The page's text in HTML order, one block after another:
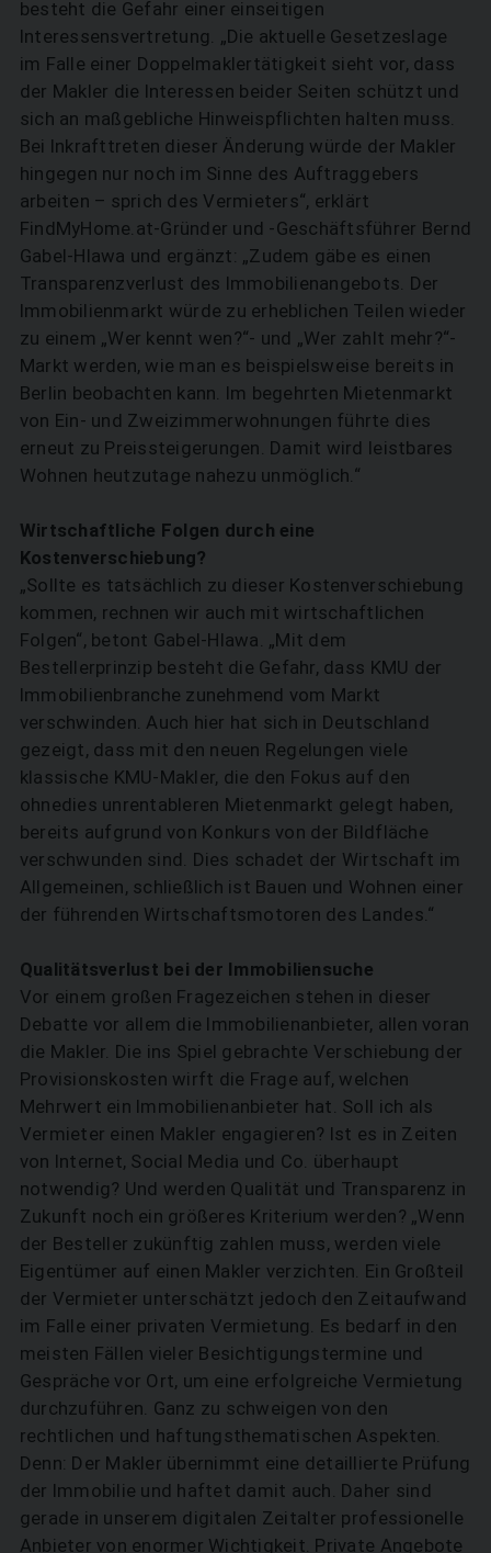
besteht die Gefahr einer einseitigen
Interessensvertretung. „Die aktuelle Gesetzeslage
im Falle einer Doppelmaklertätigkeit sieht vor, dass
der Makler die Interessen beider Seiten schützt und
sich an maßgebliche Hinweispflichten halten muss.
Bei Inkrafttreten dieser Änderung würde der Makler
hingegen nur noch im Sinne des Auftraggebers
arbeiten – sprich des Vermieters“, erklärt
FindMyHome.at-Gründer und -Geschäftsführer Bernd
Gabel-Hlawa und ergänzt: „Zudem gäbe es einen
Transparenzverlust des Immobilienangebots. Der
Immobilienmarkt würde zu erheblichen Teilen wieder
zu einem „Wer kennt wen?“- und „Wer zahlt mehr?“-
Markt werden, wie man es beispielsweise bereits in
Berlin beobachten kann. Im begehrten Mietenmarkt
von Ein- und Zweizimmerwohnungen führte dies
erneut zu Preissteigerungen. Damit wird leistbares
Wohnen heutzutage nahezu unmöglich.“
Wirtschaftliche Folgen durch eine
Kostenverschiebung?
„Sollte es tatsächlich zu dieser Kostenverschiebung
kommen, rechnen wir auch mit wirtschaftlichen
Folgen“, betont Gabel-Hlawa. „Mit dem
Bestellerprinzip besteht die Gefahr, dass KMU der
Immobilienbranche zunehmend vom Markt
verschwinden. Auch hier hat sich in Deutschland
gezeigt, dass mit den neuen Regelungen viele
klassische KMU-Makler, die den Fokus auf den
ohnedies unrentableren Mietenmarkt gelegt haben,
bereits aufgrund von Konkurs von der Bildfläche
verschwunden sind. Dies schadet der Wirtschaft im
Allgemeinen, schließlich ist Bauen und Wohnen einer
der führenden Wirtschaftsmotoren des Landes.“
Qualitätsverlust bei der Immobiliensuche
Vor einem großen Fragezeichen stehen in dieser
Debatte vor allem die Immobilienanbieter, allen voran
die Makler. Die ins Spiel gebrachte Verschiebung der
Provisionskosten wirft die Frage auf, welchen
Mehrwert ein Immobilienanbieter hat. Soll ich als
Vermieter einen Makler engagieren? Ist es in Zeiten
von Internet, Social Media und Co. überhaupt
notwendig? Und werden Qualität und Transparenz in
Zukunft noch ein größeres Kriterium werden? „Wenn
der Besteller zukünftig zahlen muss, werden viele
Eigentümer auf einen Makler verzichten. Ein Großteil
der Vermieter unterschätzt jedoch den Zeitaufwand
im Falle einer privaten Vermietung. Es bedarf in den
meisten Fällen vieler Besichtigungstermine und
Gespräche vor Ort, um eine erfolgreiche Vermietung
durchzuführen. Ganz zu schweigen von den
rechtlichen und haftungsthematischen Aspekten.
Denn: Der Makler übernimmt eine detaillierte Prüfung
der Immobilie und haftet damit auch. Daher sind
gerade in unserem digitalen Zeitalter professionelle
Anbieter von enormer Wichtigkeit. Private Angebote